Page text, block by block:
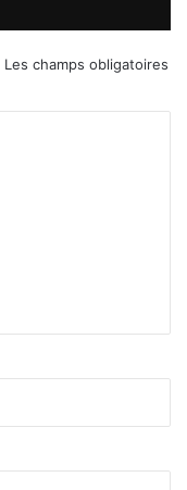
Les champs obligatoires